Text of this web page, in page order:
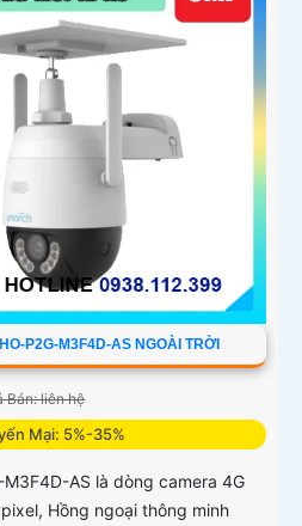
P2G-M3F4D-AS NGOÀI TRỜI
Bán: liên hệ
Mại: 5%-35%
AS là dòng camera 4G
Hồng ngoại thông minh